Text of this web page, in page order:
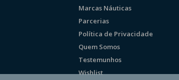
Marcas Náuticas
Parcerias
Política de Privacidade
Quem Somos
Testemunhos
Wishlist